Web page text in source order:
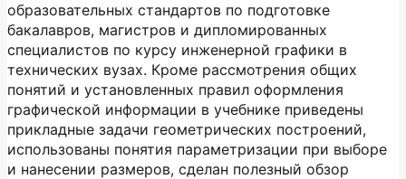
образовательных стандартов по подготовке
бакалавров, магистров и дипломированных
специалистов по курсу инженерной графики в
технических вузах. Кроме рассмотрения общих
понятий и установленных правил оформления
графической информации в учебнике приведены
прикладные задачи геометрических построений,
использованы понятия параметризации при выборе
и нанесении размеров, сделан полезный обзор